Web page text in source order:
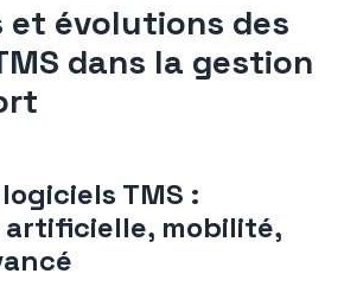
et évolutions des
dans la gestion
TMS :
mobilité,